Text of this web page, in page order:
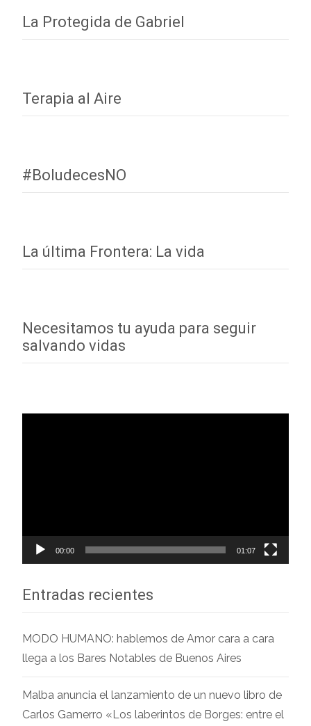
La Protegida de Gabriel
Terapia al Aire
#BoludecesNO
La última Frontera: La vida
Necesitamos tu ayuda para seguir
salvando vidas
00:00 01:07
Entradas recientes
MODO HUMANO: hablemos de Amor cara a cara
llega a los Bares Notables de Buenos Aires
Malba anuncia el lanzamiento de un nuevo libro de
Carlos Gamerro «Los laberintos de Borges: entre el